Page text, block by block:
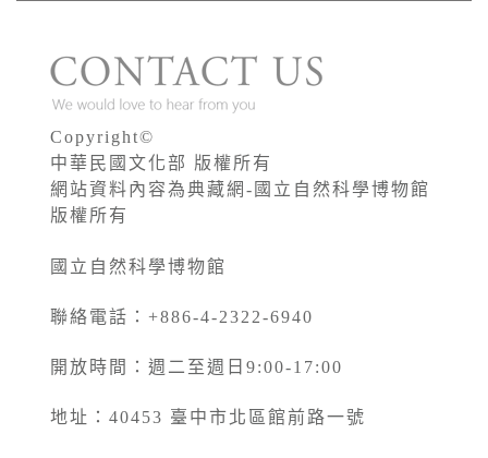
Copyright©
中華民國文化部 版權所有
網站資料內容為典藏網-國立自然科學博物館
版權所有
國立自然科學博物館
聯絡電話：+886-4-2322-6940
開放時間：週二至週日9:00-17:00
地址：40453 臺中市北區館前路一號